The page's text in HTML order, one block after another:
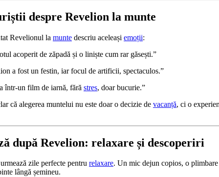
despre Revelion la munte
Revelionul la munte descriu aceleași emoții:
acoperit de zăpadă și o liniște cum rar găsești.”
a fost un festin, iar focul de artificii, spectaculos.”
într-un film de iarnă, fără stres, doar bucurie.”
că alegerea muntelui nu este doar o decizie de vacanță, ci o
după Revelion: relaxare și descoperiri
zile perfecte pentru relaxare. Un mic dejun copios, o
lângă șemineu.